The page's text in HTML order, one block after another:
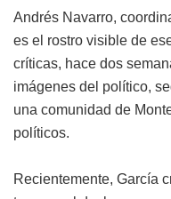
Andrés Navarro,
es el rostro visible de
críticas, hace dos
imágenes del político,
una comunidad de
políticos.
Recientemente, García